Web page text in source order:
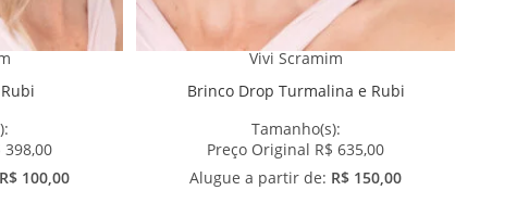
R$ 100,00
Vivi Scramim
Brinco Drop Turmalina e Rubi
Tamanho(s):
Preço Original R$ 635,00
Alugue a partir de: R$ 150,00